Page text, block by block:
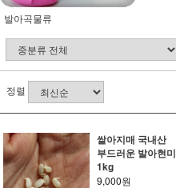
발아곡물류
정렬
쌀아지매 국내산
부드러운 발아현미
1kg
9,000원